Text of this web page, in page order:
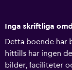
Inga skriftliga
Detta boende har
hittills har ingen
bilder, faciliteter